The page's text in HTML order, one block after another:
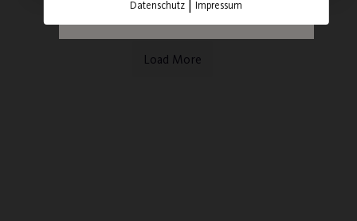
Load More
Datenschutz |Impressum